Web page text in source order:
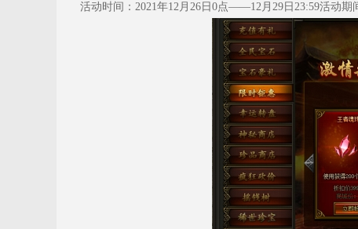
活动时间：2021年12月26日0点——12月29日23:59活动期